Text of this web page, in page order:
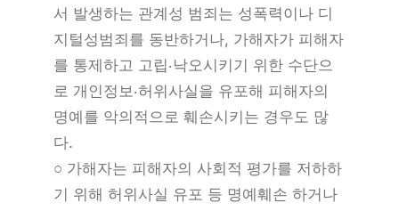
서 발생하는 관계성 범죄는 성폭력이나 디
지털성범죄를 동반하거나, 가해자가 피해자
를 통제하고 고립‧낙오시키기 위한 수단으
로 개인정보‧허위사실을 유포해 피해자의
명예를 악의적으로 훼손시키는 경우도 많
다.
○ 가해자는 피해자의 사회적 평가를 저하하
기 위해 허위사실 유포 등 명예훼손 하거나